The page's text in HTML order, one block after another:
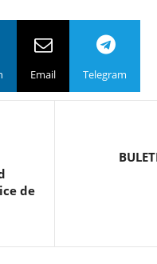
Email Telegram
de